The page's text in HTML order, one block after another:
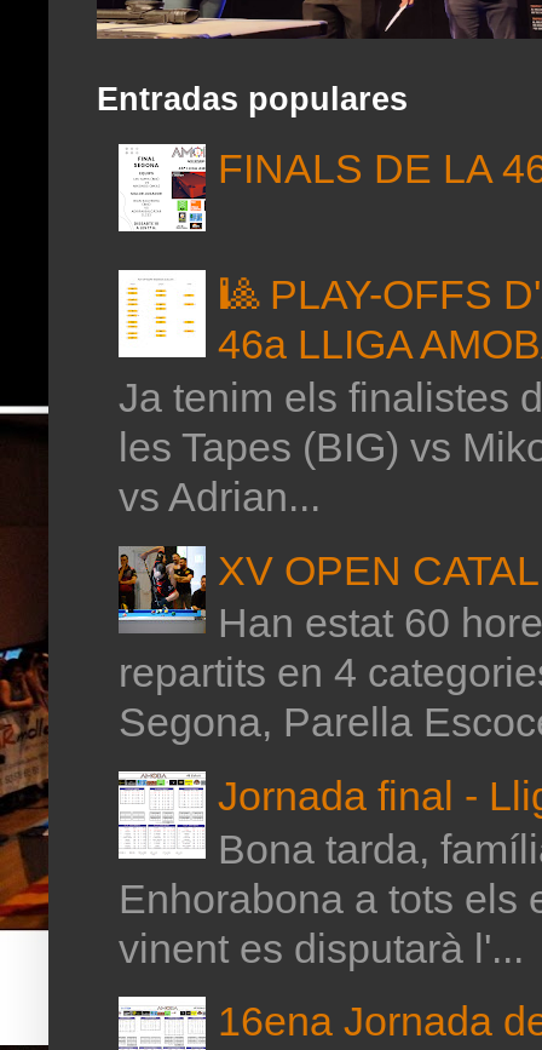
Entradas populares
FINALS DE LA
🎱 PLAY-OFFS
46a LLIGA
Ja tenim els finalistes
les Tapes (BIG) vs
vs Adrian...
XV OPEN
Han estat 60
repartits en 4
Segona, Parella
Jornada final -
Bona tarda,
Enhorabona a tots els
vinent es disputarà l'...
16ena Jornada